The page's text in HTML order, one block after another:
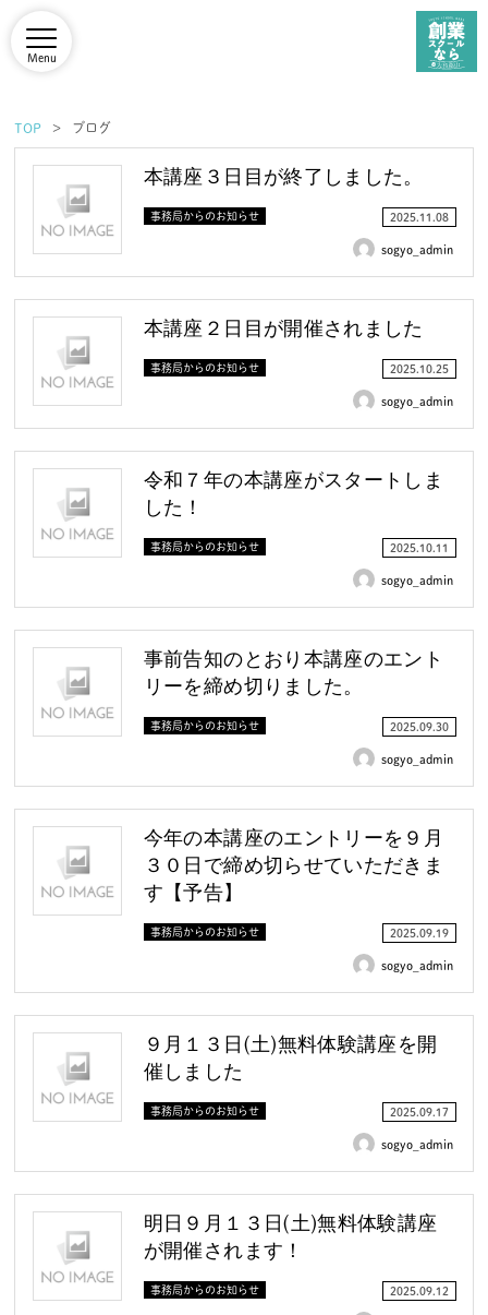
Menu
TOP ブログ
本講座３日目が終了しました。
事務局からのお知らせ 2025.11.08
sogyo_admin
本講座２日目が開催されました
事務局からのお知らせ 2025.10.25
sogyo_admin
令和７年の本講座がスタートしま
した！
事務局からのお知らせ 2025.10.11
sogyo_admin
事前告知のとおり本講座のエント
リーを締め切りました。
事務局からのお知らせ 2025.09.30
sogyo_admin
今年の本講座のエントリーを９月
３０日で締め切らせていただきま
す【予告】
事務局からのお知らせ 2025.09.19
sogyo_admin
９月１３日(土)無料体験講座を開
催しました
事務局からのお知らせ 2025.09.17
sogyo_admin
明日９月１３日(土)無料体験講座
が開催されます！
事務局からのお知らせ 2025.09.12